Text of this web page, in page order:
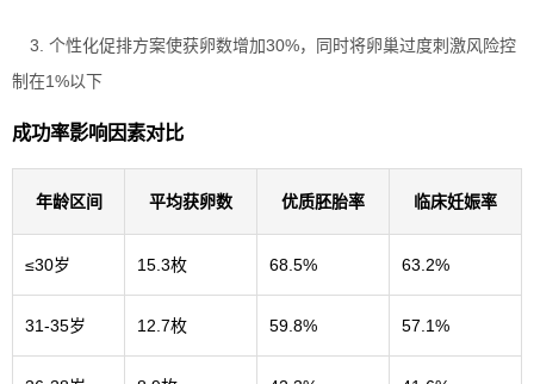
3. 个性化促排方案使获卵数增加30%，同时将卵巢过度刺激风险控
制在1%以下
成功率影响因素对比
年龄区间 平均获卵数 优质胚胎率 临床妊娠率
≤30岁 15.3枚 68.5% 63.2%
31-35岁 12.7枚 59.8% 57.1%